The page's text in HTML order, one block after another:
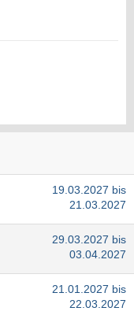
19.03.2027 bis
21.03.2027
29.03.2027 bis
03.04.2027
21.01.2027 bis
22.03.2027